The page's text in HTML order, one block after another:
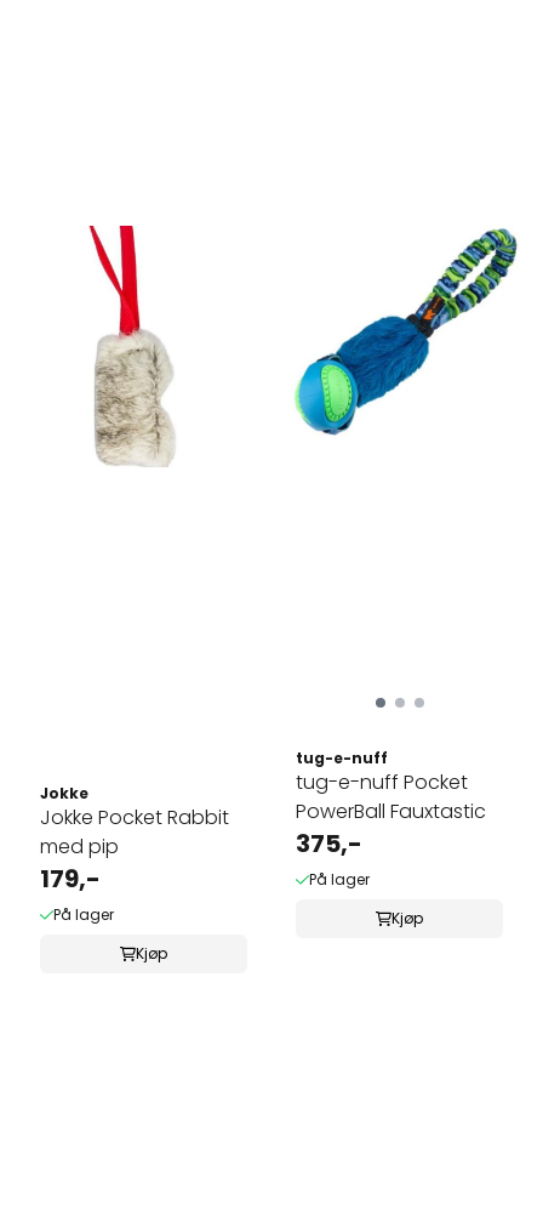
Jokke
Jokke Pocket Rabbit
med pip
179,-
På lager
Kjøp
tug-e-nuff
tug-e-nuff Pocket
PowerBall Fauxtastic
375,-
På lager
Kjøp